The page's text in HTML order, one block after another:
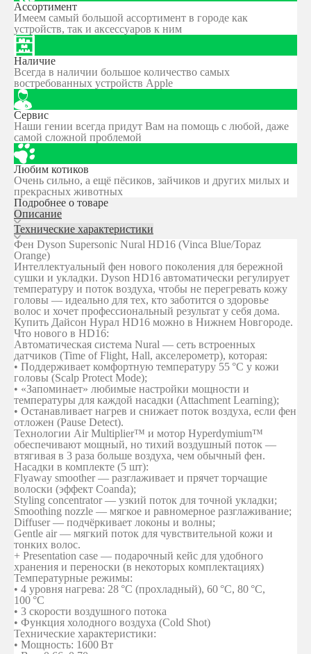
Ассортимент
Имеем самый большой ассортимент в городе как
устройств, так и аксессуаров к ним
Наличие
Всегда в наличии большое количество самых
востребованных устройств Apple
Сервис
Наши гении всегда придут Вам на помощь с любой, даже
самой сложной проблемой
Любим котиков
Очень сильно, а ещё пёсиков, зайчиков и других милых и
прекрасных животных
Подробнее о товаре
Описание
Технические характеристики
Фен Dyson Supersonic Nural HD16 (Vinca Blue/Topaz
Orange)
Интеллектуальный фен нового поколения для бережной
сушки и укладки. Dyson HD16 автоматически регулирует
температуру и поток воздуха, чтобы не перегревать кожу
головы — идеально для тех, кто заботится о здоровье
волос и хочет профессиональный результат у себя дома.
Купить Дайсон Нурал HD16 можно в Нижнем Новгороде.
Что нового в HD16:
Автоматическая система Nural — сеть встроенных
датчиков (Time of Flight, Hall, акселерометр), которая:
• Поддерживает комфортную температуру 55 °C у кожи
головы (Scalp Protect Mode);
• «Запоминает» любимые настройки мощности и
температуры для каждой насадки (Attachment Learning);
• Останавливает нагрев и снижает поток воздуха, если фен
отложен (Pause Detect).
Технологии Air Multiplier™ и мотор Hyperdymium™
обеспечивают мощный, но тихий воздушный поток —
втягивая в 3 раза больше воздуха, чем обычный фен.
Насадки в комплекте (5 шт):
Flyaway smoother— разглаживает и прячет торчащие
волоски (эффект Coanda);
Styling concentrator— узкий поток для точной укладки;
Smoothing nozzle — мягкое и равномерное разглаживание;
Diffuser— подчёркивает локоны и волны;
Gentle air— мягкий поток для чувствительной кожи и
тонких волос.
+ Presentation case — подарочный кейс для удобного
хранения и переноски (в некоторых комплектациях)
Температурные режимы:
• 4 уровня нагрева: 28 °C (прохладный), 60 °C, 80 °C,
100 °C
• 3 скорости воздушного потока
• Функция холодного воздуха (Cold Shot)
Технические характеристики:
• Мощность: 1600 Вт